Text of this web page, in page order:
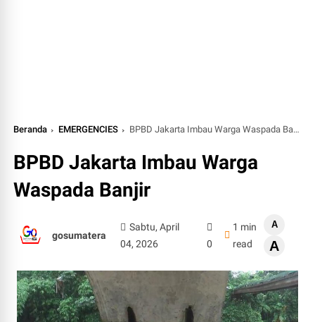
Beranda EMERGENCIES BPBD Jakarta Imbau Warga Waspada Banjir
BPBD Jakarta Imbau Warga
Waspada Banjir
gosumatera
Sabtu, April
04, 2026
0
1 min
read
A
A